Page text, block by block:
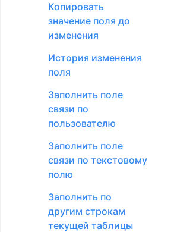
Копировать
значение поля до
изменения
История изменения
поля
Заполнить поле
связи по
пользователю
Заполнить поле
связи по текстовому
полю
Заполнить по
другим строкам
текущей таблицы